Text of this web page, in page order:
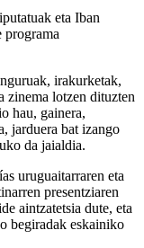
eta Iban
programa
irakurketak,
zinema lotzen dituzten
hau, gainera,
jarduera bat izango
da jaialdia.
uruguaitarraren eta
presentziaren
aintzatetsia dute, eta
begiradak eskainiko